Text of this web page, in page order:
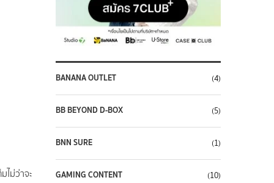
ไม่ว่าจะ
BANANA OUTLET (4)
BB BEYOND D-BOX (5)
BNN SURE (1)
GAMING CONTENT (10)